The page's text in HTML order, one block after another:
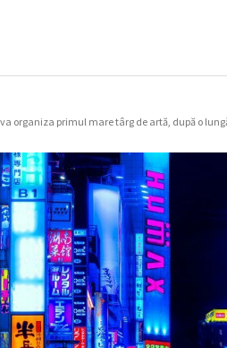
organiza primul mare târg de artă, după o